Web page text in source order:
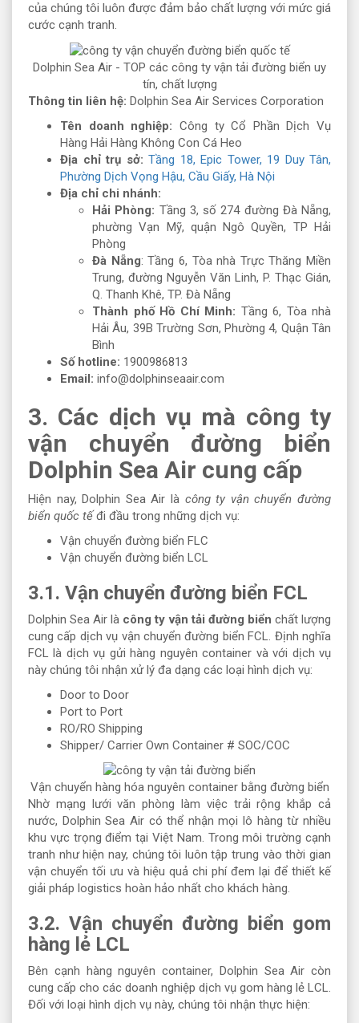
của chúng tôi luôn được đảm bảo chất lượng với mức giá
cước cạnh tranh.
Dolphin Sea Air - TOP các công ty vận tải đường biển uy
tín, chất lượng
Thông tin liên hệ: Dolphin Sea Air Services Corporation
Tên doanh nghiệp: Công ty Cổ Phần Dịch Vụ
Hàng Hải Hàng Không Con Cá Heo
Địa chỉ trụ sở: Tầng 18, Epic Tower, 19 Duy Tân,
Phường Dịch Vọng Hậu, Cầu Giấy, Hà Nội
Địa chỉ chi nhánh:
Hải Phòng: Tầng 3, số 274 đường Đà Nẵng,
phường Vạn Mỹ, quận Ngô Quyền, TP Hải
Phòng
Đà Nẵng: Tầng 6, Tòa nhà Trực Thăng Miền
Trung, đường Nguyễn Văn Linh, P. Thạc Gián,
Q. Thanh Khê, TP. Đà Nẵng
Thành phố Hồ Chí Minh: Tầng 6, Tòa nhà
Hải Âu, 39B Trường Sơn, Phường 4, Quận Tân
Bình
Số hotline: 1900986813
Email: info@dolphinseaair.com
3. Các dịch vụ mà công ty
vận chuyển đường biển
Dolphin Sea Air cung cấp
Hiện nay, Dolphin Sea Air là công ty vận chuyển đường
biển quốc tếđi đầu trong những dịch vụ:
Vận chuyển đường biển FLC
Vận chuyển đường biển LCL
3.1. Vận chuyển đường biển FCL
Dolphin Sea Air là công ty vận tải đường biển chất lượng
cung cấp dịch vụ vận chuyển đường biển FCL. Định nghĩa
FCL là dịch vụ gửi hàng nguyên container và với dịch vụ
này chúng tôi nhận xử lý đa dạng các loại hình dịch vụ:
Door to Door
Port to Port
RO/RO Shipping
Shipper/ Carrier Own Container # SOC/COC
Vận chuyển hàng hóa nguyên container bằng đường biển
Nhờ mạng lưới văn phòng làm việc trải rộng khắp cả
nước, Dolphin Sea Air có thể nhận mọi lô hàng từ nhiều
khu vực trọng điểm tại Việt Nam. Trong môi trường cạnh
tranh như hiện nay, chúng tôi luôn tập trung vào thời gian
vận chuyển tối ưu và hiệu quả chi phí đem lại để thiết kế
giải pháp logistics hoàn hảo nhất cho khách hàng.
3.2. Vận chuyển đường biển gom
hàng lẻ LCL
Bên cạnh hàng nguyên container, Dolphin Sea Air còn
cung cấp cho các doanh nghiệp dịch vụ gom hàng lẻ LCL.
Đối với loại hình dịch vụ này, chúng tôi nhận thực hiện: